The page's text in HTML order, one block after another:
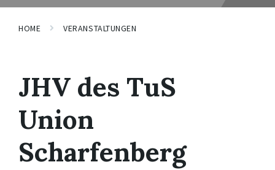
HOME VERANSTALTUNGEN
JHV des TuS
Union
Scharfenberg